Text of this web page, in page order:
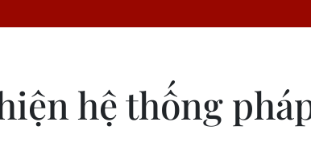
hệ thống